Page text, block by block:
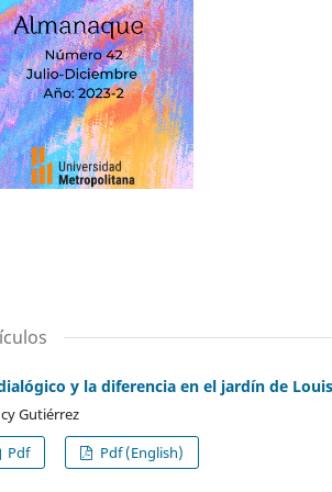
y la diferencia en el jardín de
Gutiérrez
Pdf
Pdf (English)